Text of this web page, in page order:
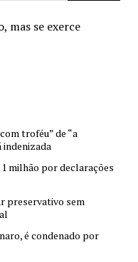
mas se exerce
troféu” de “a
indenizada
milhão por declarações
preservativo sem
é condenado por